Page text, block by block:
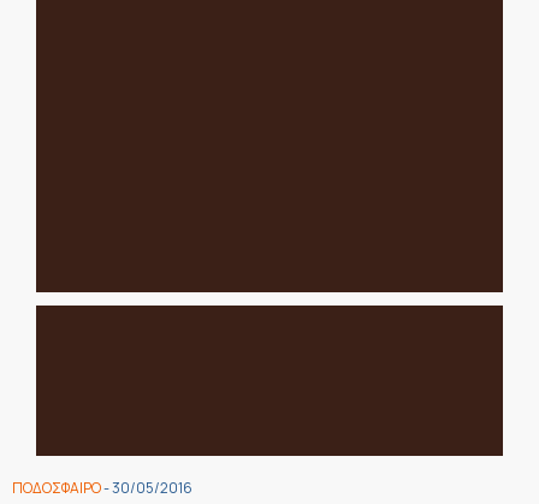
ΠΟΔΟΣΦΑΙΡΟ- 30/05/2016